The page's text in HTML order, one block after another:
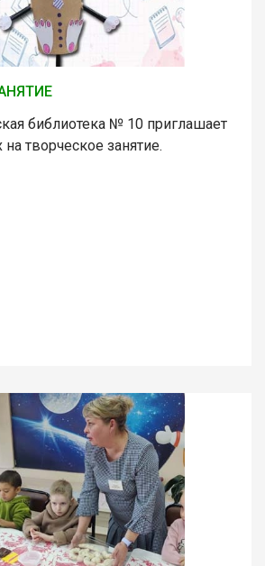
библиотека № 10 приглашает
творческое занятие.